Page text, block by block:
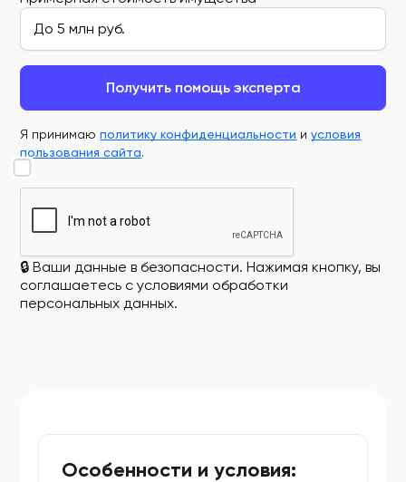
Получить помощь эксперта
Я принимаюполитику конфиденциальности иусловия
пользования сайта.
🔒 Ваши данные в безопасности. Нажимая кнопку, вы
соглашаетесь с условиями обработки
персональных данных.
Особенности и условия: